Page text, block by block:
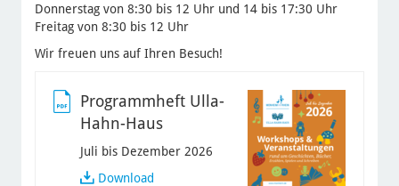
Donnerstag von 8:30 bis 12 Uhr und 14 bis 17:30 Uhr
Freitag von 8:30 bis 12 Uhr
Wir freuen uns auf Ihren Besuch!
Programmheft Ulla-
Hahn-Haus
Juli bis Dezember 2026
DownloadProgrammheft